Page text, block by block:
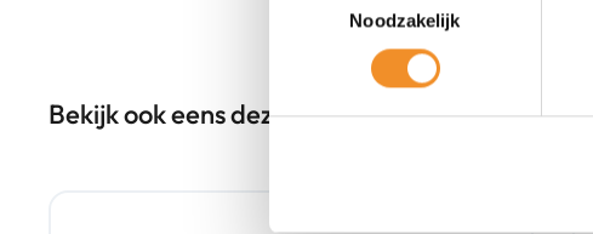
Noodzakelijk
Bekijk ook eens deze producten